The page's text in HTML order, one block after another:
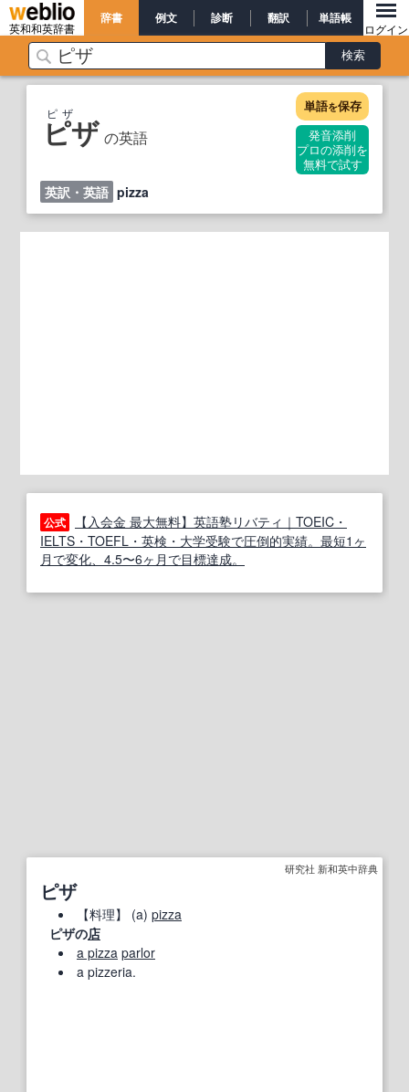
英和和英辞書
辞書 例文 診断 翻訳 単語帳
ログイン
ピザ の英語
ピザ 単語を保存
発音添削
プロの添削を
無料で試す
英訳・英語 pizza
公式
【入会金 最大無料】英語塾リバティ｜TOEIC・
IELTS・TOEFL・英検・大学受験で圧倒的実績。最短1ヶ
月で変化、4.5〜6ヶ月で目標達成。
研究社 新和英中辞典
ピザ
【料理】 (a) pizza
ピザの店
a pizza parlor
a pizzeria.